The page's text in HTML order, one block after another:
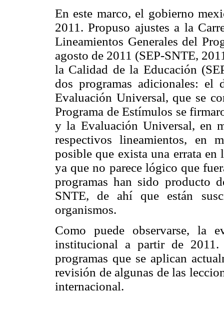
En este marco, el gobierno
2011. Propuso ajustes a la
Lineamientos Generales del
agosto de 2011 (SEP-SNTE,
la Calidad de la Educación
dos programas adicionales:
Evaluación Universal, que se
Programa de Estímulos se
y la Evaluación Universal, en
respectivos lineamientos, en
posible que exista una errata
ya que no parece lógico que
programas han sido producto
SNTE, de ahí que están
organismos.
Como puede observarse, la
institucional a partir de
programas que se aplican
revisión de algunas de las
internacional.